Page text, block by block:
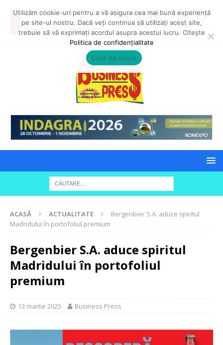
ACASĂ ACTUALITATE
Bergenbier S.A. aduce spiritul
Madridului în portofoliul premium
Bergenbier S.A. aduce spiritul
Madridului în portofoliul
premium
13 martie 2025 Business Press
Utilizăm cookie-uri pentru a vă asigura cea mai bună experiență
pe site-ul nostru. Dacă veți continua să utilizați acest site,
trebuie să vă exprimați acordul asupra acestui lucru. Citește
Politica de confidențialitate
Sunt de acord